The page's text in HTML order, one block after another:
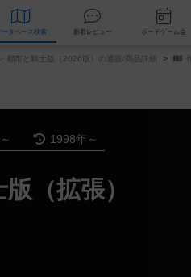
データベース 検索 新着レビュー
都市と騎士版（2026版）の通販/商品詳細
1998年～
（拡張）